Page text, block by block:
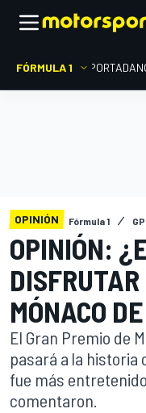
FÓRMULA 1 PORTADA
OPINIÓN Fórmula 1
OPINIÓN:
MÓNACO
El Gran Premio de
pasará a la historia
fue más
comentaron.